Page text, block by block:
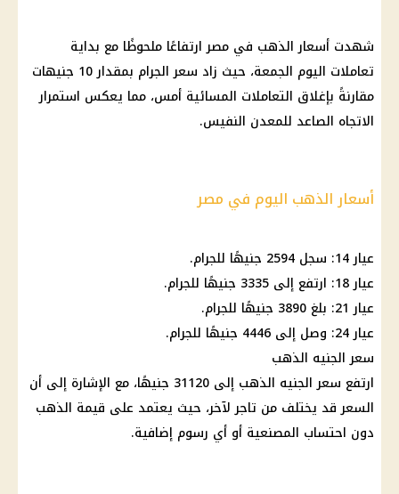
شهدت أسعار الذهب في مصرارتفاعًا ملحوظًا مع بداية
تعاملات اليوم الجمعة، حيث زاد سعر الجرام بمقدار 10 جنيهات
مقارنةً بإغلاق التعاملات المسائية أمس، مما يعكس استمرار
الاتجاه الصاعد للمعدن النفيس.
أسعار الذهب اليوم في مصر
عيار 14: سجل 2594 جنيهًا للجرام.
عيار 18: ارتفع إلى 3335 جنيهًا للجرام.
عيار 21
: بلغ 3890 جنيهًا للجرام.
عيار 24: وصل إلى 4446 جنيهًا للجرام.
سعر الجنيه الذهب
ارتفع سعر الجنيه الذهب
إلى 31120 جنيهًا، مع الإشارة إلى أن
السعر قد يختلف من تاجر لآخر، حيث يعتمد على قيمة الذهب
دون احتساب المصنعية أو أي رسوم إضافية.